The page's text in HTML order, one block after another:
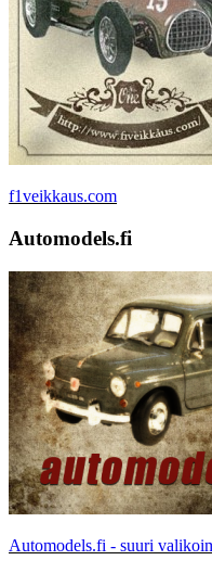
f1veikkaus.com
Automodels.fi
Automodels.fi - suuri